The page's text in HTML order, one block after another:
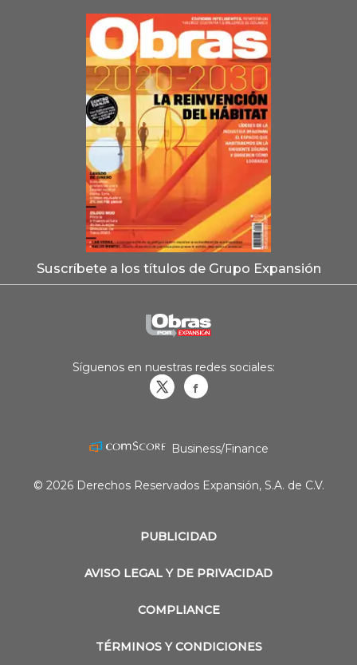
Suscríbete a los títulos de Grupo Expansión
PUBLICIDAD
AVISO LEGAL Y DE PRIVACIDAD
COMPLIANCE
TÉRMINOS Y CONDICIONES
Síguenos en nuestras redes sociales:
Business/Finance
© 2026 Derechos Reservados Expansión, S.A. de C.V.